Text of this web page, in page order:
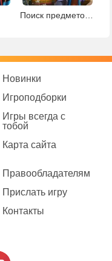
Поиск предметов в ботаническом саду
Новинки
Игроподборки
Игры всегда с
тобой
Карта сайта
Правообладателям
Прислать игру
Контакты